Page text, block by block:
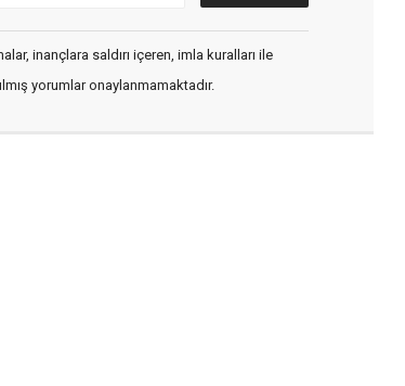
inançlara saldırı içeren, imla kuralları ile
yorumlar onaylanmamaktadır.